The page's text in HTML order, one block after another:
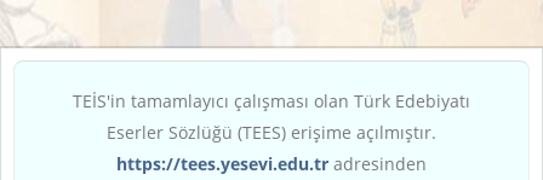
TEİS'in tamamlayıcı çalışması olan Türk Edebiyatı
Eserler Sözlüğü (TEES) erişime açılmıştır.
https://tees.yesevi.edu.tr adresinden